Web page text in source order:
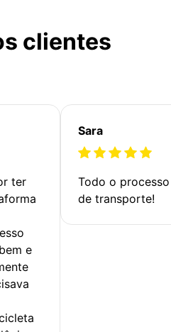
clientes
ter
e
Sara
Todo o
de transporte!